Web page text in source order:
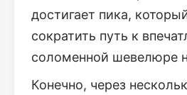
достигает пика,
сократить путь к
соломенной шевелюре
Конечно, через